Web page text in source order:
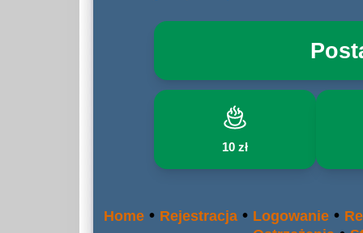
10 zł
Home • Rejestracja • Logowanie •